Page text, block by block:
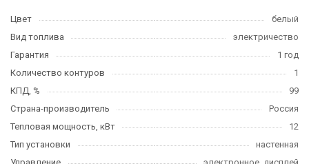
Цвет
белый
Вид топлива
электричество
Гарантия
1 год
Количество контуров
1
КПД, %
99
Страна-производитель
Россия
Тепловая мощность, кВт
12
Тип установки
настенная